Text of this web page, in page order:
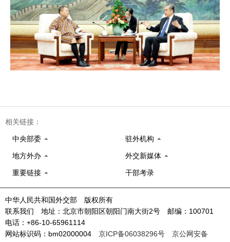
相关链接：
中央部委 驻外机构
地方外办 外交新媒体
重要链接 干部考录
中华人民共和国外交部 版权所有
联系我们 地址：北京市朝阳区朝阳门南大街2号 邮编：100701
电话：+86-10-65961114
网站标识码：bm02000004 京ICP备06038296号
京公网安备